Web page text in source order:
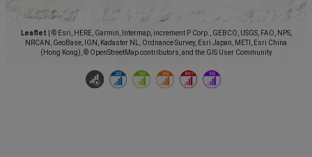
Leaflet
© Esri, HERE, Garmin, Intermap, increment P Corp., GEBCO, USGS, FAO, NPS,
NRCAN, GeoBase, IGN, Kadaster NL, Ordnance Survey, Esri Japan, METI, Esri China
(Hong Kong), © OpenStreetMap contributors, and the GIS User Community